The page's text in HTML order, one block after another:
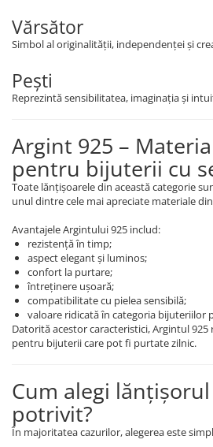
Vărsător
Simbol al originalității, independenței și
Pești
Reprezintă sensibilitatea, imaginația și
Argint 925 –
pentru bijuterii cu
Toate lănțișoarele din această categorie
unul dintre cele mai apreciate materiale
Avantajele Argintului 925 includ:
rezistență în timp;
aspect elegant și luminos;
confort la purtare;
întreținere ușoară;
compatibilitate cu pielea sensibilă;
valoare ridicată în categoria bijuteriilor
Datorită acestor caracteristici, Argintul 925
pentru bijuterii care pot fi purtate zilnic.
Cum alegi
potrivit?
În majoritatea cazurilor, alegerea este